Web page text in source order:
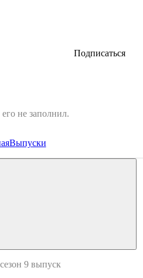
Подписаться
не заполнил.
Выпуски
9 выпуск